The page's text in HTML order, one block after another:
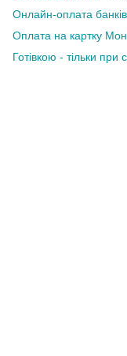
Онлайн-оплата
Оплата на картку
Готівкою - тільки при